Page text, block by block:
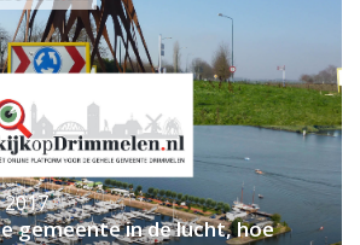
gemeente in de lucht, hoe